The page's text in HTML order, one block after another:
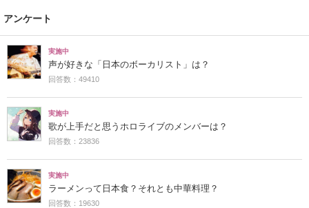
アンケート
実施中
声が好きな「日本のボーカリスト」は？
回答数：49410
実施中
歌が上手だと思うホロライブのメンバーは？
回答数：23836
実施中
ラーメンって日本食？それとも中華料理？
回答数：19630